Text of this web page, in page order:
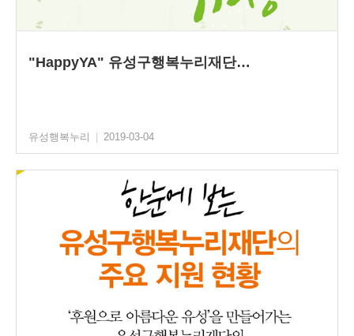
"HappyYA" 유성구행복누리재단…
유성행복누리 2019-03-04